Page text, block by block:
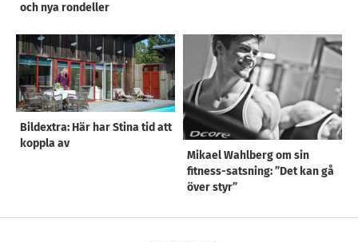
och nya rondeller
Bildextra: Här har Stina tid att
koppla av
Mikael Wahlberg om sin
fitness-satsning: ”Det kan gå
över styr”